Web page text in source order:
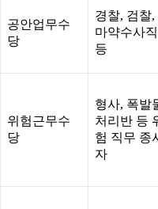
공안업무수
당
경찰, 검찰,
마약수사직
등
위험근무수
당
형사, 폭발
처리반 등
험 직무 종
자